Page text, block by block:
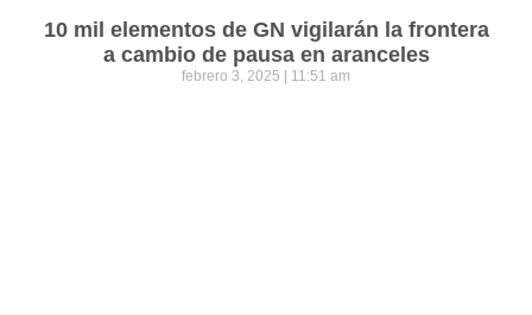
10 mil elementos de GN vigilarán la frontera
a cambio de pausa en aranceles
febrero 3, 2025 11:51 am